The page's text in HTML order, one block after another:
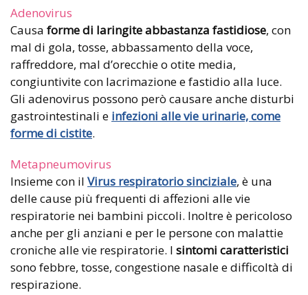
Adenovirus
Causa forme di laringite abbastanza fastidiose, con
mal di gola, tosse, abbassamento della voce,
raffreddore, mal d’orecchie o otite media,
congiuntivite con lacrimazione e fastidio alla luce.
Gli adenovirus possono però causare anche disturbi
gastrointestinali e infezioni alle vie urinarie, come
forme di cistite.
Metapneumovirus
Insieme con il Virus respiratorio sinciziale, è una
delle cause più frequenti di affezioni alle vie
respiratorie nei bambini piccoli. Inoltre è pericoloso
anche per gli anziani e per le persone con malattie
croniche alle vie respiratorie. I sintomi caratteristici
sono febbre, tosse, congestione nasale e difficoltà di
respirazione.